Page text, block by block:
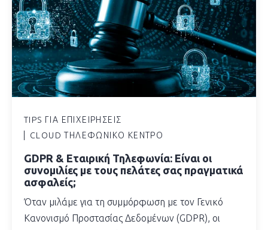
TIPS ΓΙΑ ΕΠΙΧΕΙΡΉΣΕΙΣ
CLOUD ΤΗΛΕΦΩΝΙΚΌ ΚΈΝΤΡΟ
GDPR & Εταιρική Τηλεφωνία: Είναι οι
συνομιλίες με τους πελάτες σας πραγματικά
ασφαλείς;
Όταν μιλάμε για τη συμμόρφωση με τον Γενικό
Κανονισμό Προστασίας Δεδομένων (GDPR), οι